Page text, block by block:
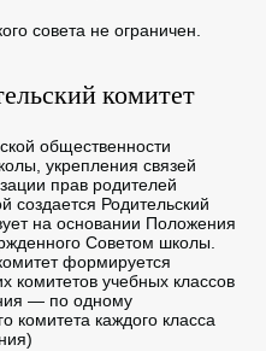
совета не ограничен.
комитет
общественности
укрепления связей
прав родителей
создается Родительский
на основании Положения
Советом школы.
формируется
комитетов учебных классов
— по одному
комитета каждого класса